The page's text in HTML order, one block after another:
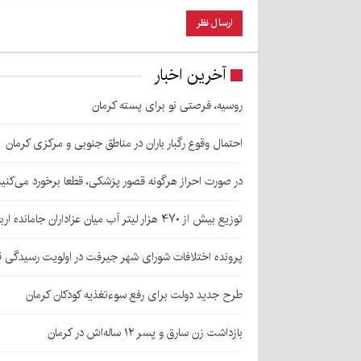
آخرین اخبار
روسیه، فرصتی نو برای پسته کرمان
احتمال وقوع رگبار باران در مناطق جنوبی و مرکزی کرمان
در صورت احراز هرگونه قصور پزشکی، قطعا برخورد
توزیع بیش از ۴۷۰ هزار لیتر آب میان عزاداران جامانده اربعین در کرمان
پرونده اختلافات شورای شهر جیرفت در اولویت
طرح جدید دولت برای رفع سوءتغذیه کودکان کرمان
بازداشت زن سارق و پسر ۱۲ ساله‌اش در کرمان